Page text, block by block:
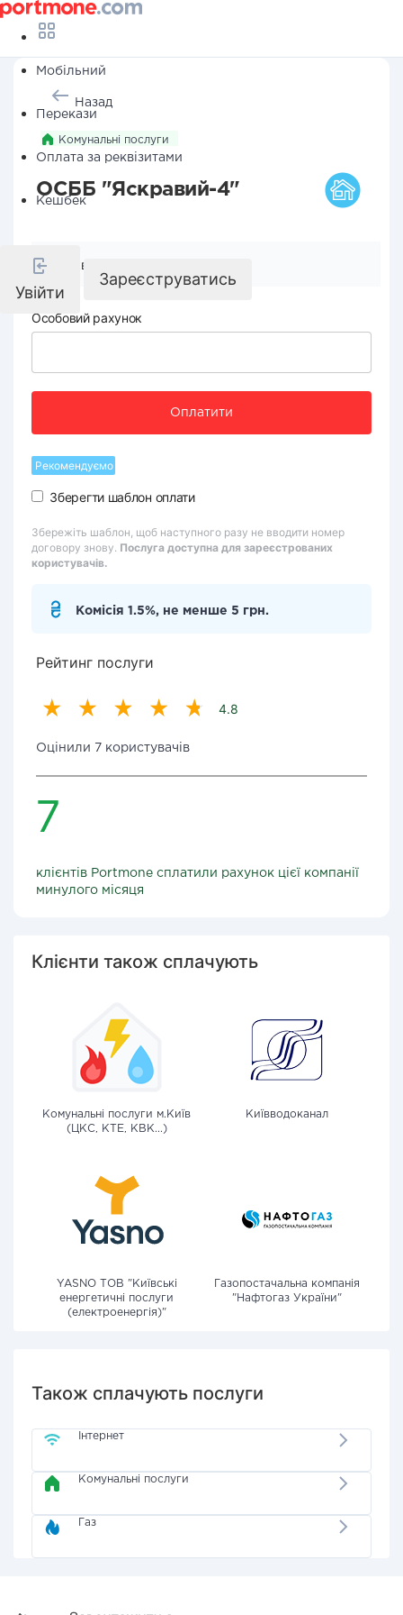
Мобільний
Перекази
Оплата за реквізитами
Кешбек
Увійти
Зареєструватись
Назад
Комунальні послуги
ОСББ "Яскравий-4"
Реквізити компанії
Особовий рахунок
Оплатити
Рекомендуємо
Зберегти шаблон оплати
Збережіть шаблон, щоб наступного разу не вводити номер
договору знову. Послуга доступна для зареєстрованих
користувачів.
Комісія 1.5%, не менше 5 грн.
Рейтинг послуги
4.8
Оцінили 7 користувачів
7
клієнтів Portmone сплатили рахунок цієї компанії
минулого місяця
Клієнти також сплачують
Комунальні послуги м.Київ
(ЦКС, КТЕ, КВК...)
Київводоканал
YASNO ТОВ "Київські
енергетичні послуги
(електроенергія)"
Газопостачальна компанія
"Нафтогаз України"
Також сплачують послуги
Інтернет
Комунальні послуги
Газ